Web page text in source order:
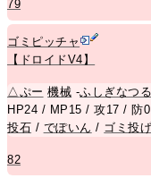
79
ゴミピッチャ
【ドロイドV4】
△ぷー 機械 -ふしぎなつ
HP24 / MP15 / 攻17 / 防
投石 / でぽいん / ゴミ投げ
82